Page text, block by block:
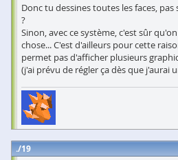
Donc tu dessines toutes les faces,
?
Sinon, avec ce système, c'est sûr
chose... C'est d'ailleurs pour cette
permet pas d'afficher plusieurs
(j'ai prévu de régler ça dès que j'aurai
19